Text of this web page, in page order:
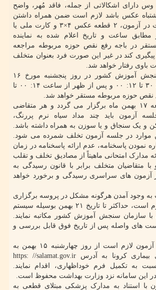
اشکالاتی از جمله، فاقد مُهر، واضح
عکس باشد لازم است ضمن همراه داشتن
پرینت کارت شرکت در آزمون، ۲ قطعه عکس ۴×۳ و کارت ملی یا
مطابق ساعت و تاریخ اعلام شده به نماینده
در باجه رفع نقص حوزه مربوطه مراجعه
کند در غیر این صورت فرد بعنوان متخلف
باوی رفتار خواهد شد.
نماینده سازمان سنجش آموزش کشور در روز پنجشنبه مورخ ۱۶
بامداد از ساعت ۸: ۳۰ تا ۱۲: ۰۰ و پس از ظهر از ساعت ۱۴: ۰۰ تا
آزمون در روز جمعه ۱۷ بهمن ماه برگزار می گردد و هر متقاضی
آزمون باید چند مداد سیاه نرم پررنگ،
و یک سنجاق و یا سوزن به همراه داشته باشد.
موارد در جلسه آزمون تخلف شمرده می شود.
نمودن پاسخنامه، عدم ارائه پاسخنامه در زمان
مدارک امتحانی ماهیتاً از مصادیق تخلف و تقلب
متقاضیان متخلف برابر با قانون رسیدگی به
آزمون های سراسری رسیدگی و برخورد خواهد
به وجود آمدن هرگونه مشکل در پروسه برگزاری
آزمون برای آنها لازم است، حداکثر تا تاریخ ۲۱ بهمن بوسیله سیستم
با سازمان سنجش آموزش کشور مکاتبه نمایند.
های واصله پس از تاریخ فوق قابل بررسی و
همه متقاضیان این آزمون لازم است از روز چهارشنبه ۱۵ بهمن به
سامانه خوداظهاری بیماری کرونا به آدرس https: //salamat.gov.ir
به تکمیل فرم خوداظهاری، اقدام نمایند.
در این سامانه نزد وزارت بهداشت محفوظ است.
با استناد به مدارک پزشکی مبتلای قطعی به